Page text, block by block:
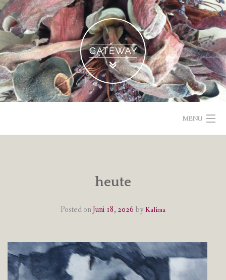
Skip
to
content
MENU
IMPRESSUM & DATENSCHUTZ
heute
Posted onJuni 18, 2026 by Kalima